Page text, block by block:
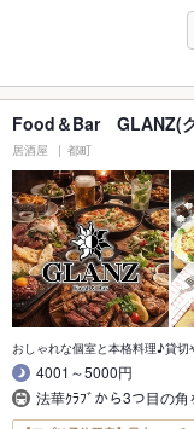
Food＆Bar GLANZ(
居酒屋 都町
おしゃれな個室と本格料理♪貸切
4001～5000円
法華ｸﾗﾌﾞから3つ目の